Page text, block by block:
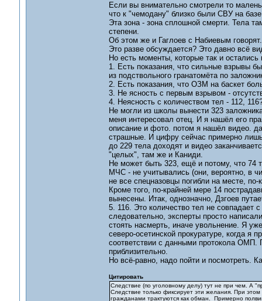
Если вы внимательно смотрели то
что к "чемодану" близко были СВУ на
Эта зона - зона сплошной смерти. Тела
степени.
Об этом же и Гаглоев с Набиевым
Это разве обсуждается? Это давно всё
Но есть моменты, которые так и
1. Есть показания, что сильные взрывы
из подствольного гранатомёта по
2. Есть показания, что ОЗМ на баскет
3. Не ясность с первым взрывом -
4. Неясность с количеством тел - 112,
Не могли из школы вынести 323
меня интересовал отец. И я нашёл его
описание и фото. потом я нашёл видео.
страшные. И цифру сейчас примерно
до 229 тела доходят и видео
"целых", там же и Каниди.
Не может быть 323, ещё и потому, что 74
МЧС - не учитывались (они, вероятно, в
не все спецназовцы погибли на месте,
Кроме того, по-крайней мере 14
вынесены. Итак, однозначно, Дзгоев
5. 116. Это количество тел не совпадает
следовательно, эксперты просто
стоять насмерть, иначе увольнение. Я
северо-осетинской прокуратуре, когда я
соответствии с данными протокола ОМП.
приблизительно.
Но всё-равно, надо пойти и посмотреть.
Цитировать
Следствие (по уголовному делу) тут не при чем. А
Следствие только фиксирует эти желания. При
гражданами трактуются как обман. Примерно